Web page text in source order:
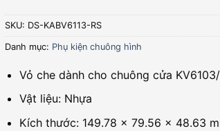
SKU: DS-KABV6113-RS
Danh mục: Phụ kiện chuông hình
Vỏ che dành cho chuông cửa KV6103/
Vật liệu: Nhựa
Kích thước: 149.78 × 79.56 × 48.63